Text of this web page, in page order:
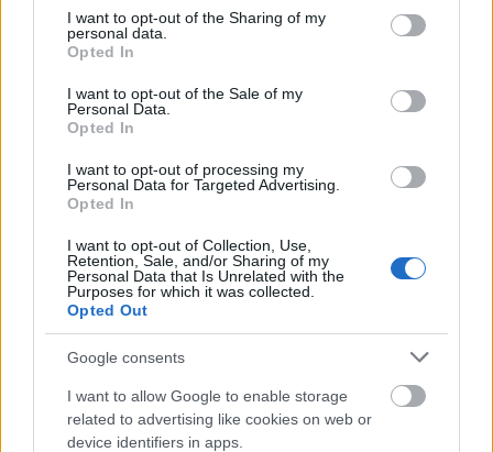
not limited to your visit or usage behaviour. You may click to
grant or deny consent to Google and its third-party tags to
use your data for below specified purposes in below Google
consent section.
I want to opt-out of the Sharing of my
personal data.
Opted In
I want to opt-out of the Sale of my
Personal Data.
Opted In
I want to opt-out of processing my
Personal Data for Targeted Advertising.
Opted In
I want to opt-out of Collection, Use,
Retention, Sale, and/or Sharing of my
Personal Data that Is Unrelated with the
Purposes for which it was collected.
Opted Out
Google consents
I want to allow Google to enable storage
related to advertising like cookies on web or
device identifiers in apps.
ΑΣΕΠ: Εξ αποστάσεως η πιο Εύκολη
Πιστοποίηση Υπολογιστών σε 2
μέρες
Μάθε πρώτος όλες τις σημαντικές
Βάλε το proson.gr στα αποτελέσματα
αναζήτησης της Google
Δημοφιλείς Ειδήσεις